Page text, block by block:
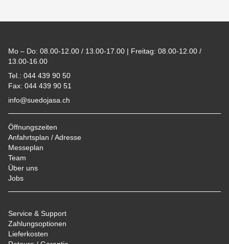
Mo – Do: 08.00-12.00 / 13.00-17.00 | Freitag: 08.00-12.00 /
13.00-16.00
Tel.: 044 439 90 50
Fax: 044 439 90 51
info@suedojasa.ch
Öffnungszeiten
Anfahrtsplan / Adresse
Messeplan
Team
Über uns
Jobs
Service & Support
Zahlungsoptionen
Lieferkosten